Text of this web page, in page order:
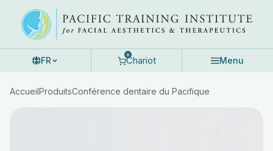
content
FR
0
Chariot Menu
AccueilProduitsConférence dentaire du Pacifique